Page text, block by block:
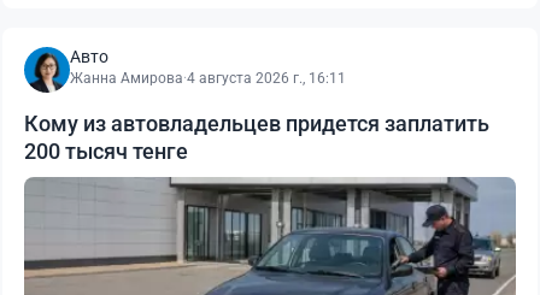
Авто
Жанна Амирова·4 августа 2026 г., 16:11
Кому из автовладельцев придется заплатить
200 тысяч тенге